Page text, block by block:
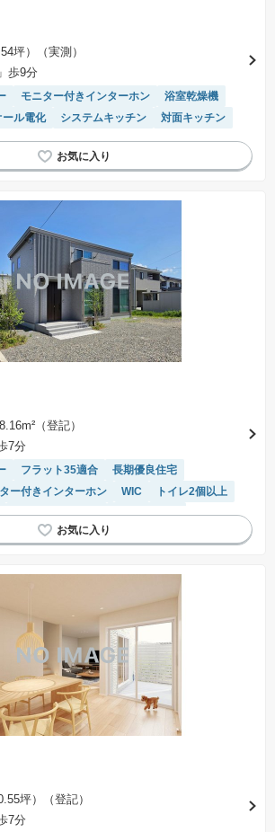
坪）（実測）
歩9分
モニター付きインターホン
浴室乾燥機
ール電化 システムキッチン
対面キッチン
（登記）
7分
フラット35適合
長期優良住宅
ー付きインターホン WIC
トイレ2個以上
システムキッチン 対面キッチン
坪）（登記）
7分